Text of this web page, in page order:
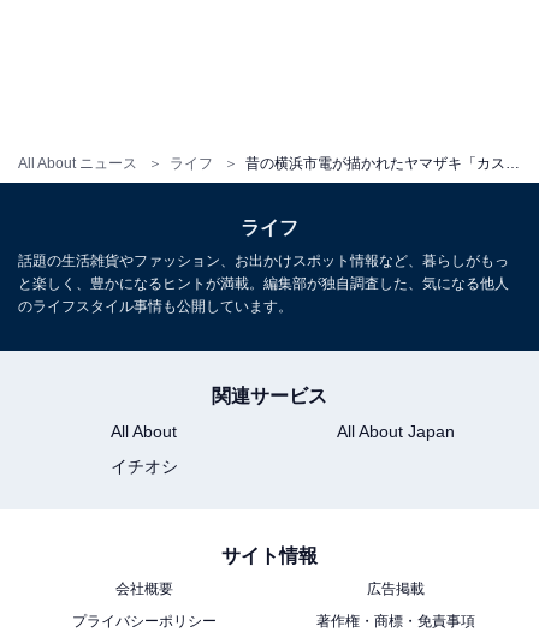
All About ニュース ライフ
ライフ
話題の生活雑貨やファッション、お出かけスポット情報など、暮らしがもっ
と楽しく、豊かになるヒントが満載。編集部が独自調査した、気になる他人
のライフスタイル事情も公開しています。
関連サービス
All About
All About Japan
イチオシ
サイト情報
会社概要
広告掲載
プライバシーポリシー
著作権・商標・免責事項